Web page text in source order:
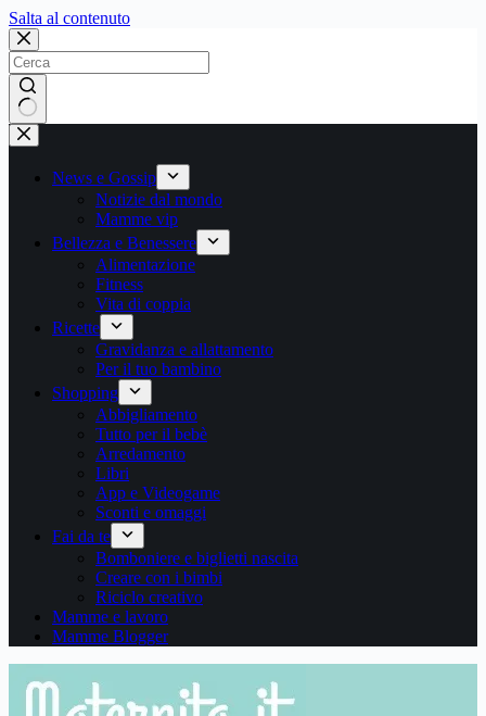
Salta al contenutoSalta
contenuto
Nessun
risultato
News e Gossip
Notizie dal mondo
Mamme vip
Bellezza e Benessere
Alimentazione
Fitness
Vita di coppia
Ricette
Gravidanza e allattamento
Per il tuo bambino
Shopping
Abbigliamento
Tutto per il bebè
Arredamento
Libri
App e Videogame
Sconti e omaggi
Fai da te
Bomboniere e biglietti nascita
Creare con i bimbi
Riciclo creativo
Mamme e lavoro
Mamme Blogger